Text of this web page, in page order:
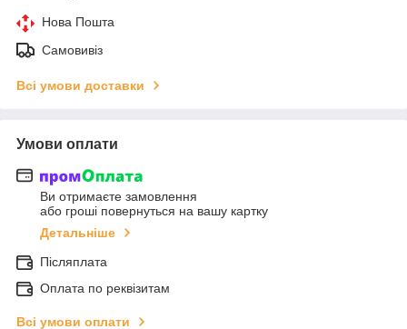
Нова Пошта
Самовивіз
Всі умови доставки
Умови оплати
Ви отримаєте замовлення
або гроші повернуться на вашу картку
Детальніше
Післяплата
Оплата по реквізитам
Всі умови оплати